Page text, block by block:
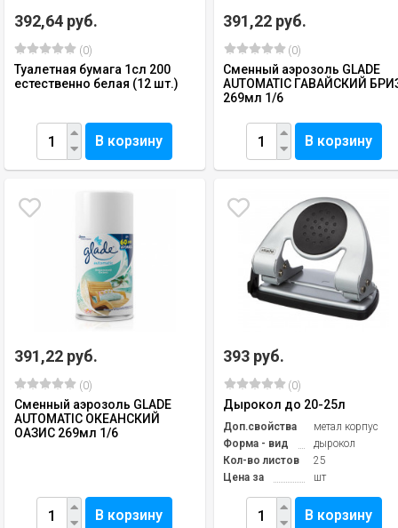
392,64 руб.
(0)
Туалетная бумага 1сл 200
естественно белая (12 шт.)
В корзину
391,22 руб.
(0)
Сменный аэрозоль GLADE
AUTOMATIC ГАВАЙСКИЙ
269мл 1/6
В корзину
391,22 руб.
(0)
Сменный аэрозоль GLADE
AUTOMATIC ОКЕАНСКИЙ
ОАЗИС 269мл 1/6
В корзину
393 руб.
(0)
Дырокол до 20-25л
Доп.свойства
метал корпус
Форма - вид
дырокол
Кол-во листов
25
Цена за
шт
В корзину